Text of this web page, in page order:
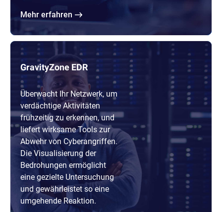
Mehr erfahren
GravityZone EDR
Überwacht Ihr Netzwerk, um
verdächtige Aktivitäten
frühzeitig zu erkennen, und
liefert wirksame Tools zur
Abwehr von Cyberangriffen.
Die Visualisierung der
Bedrohungen ermöglicht
eine gezielte Untersuchung
und gewährleistet so eine
umgehende Reaktion.